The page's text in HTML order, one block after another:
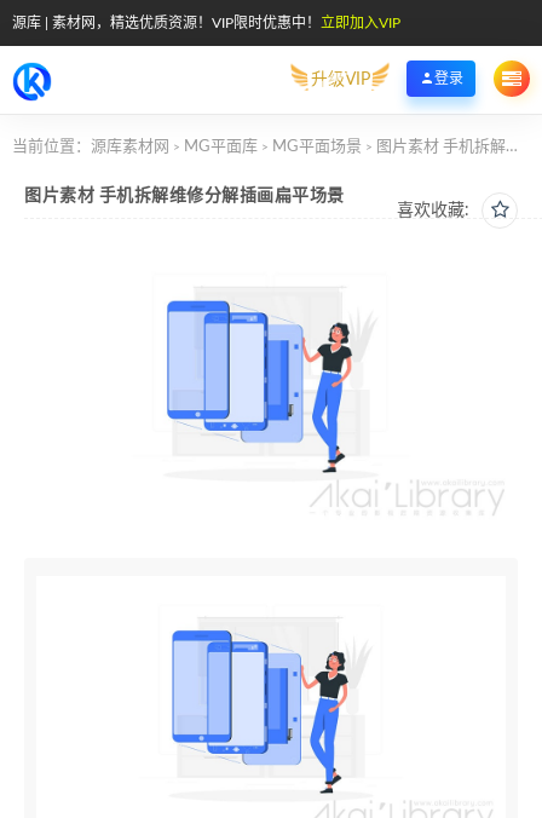
源库 | 素材网，精选优质资源！VIP限时优惠中！ 立即加入VIP
升级VIP 登录
当前位置： 源库素材网 > MG平面库 > MG平面场景 > 图片素材 手机拆解维修分解插画扁平场景
喜欢收藏:
图片素材 手机拆解维修分解插画扁平场景